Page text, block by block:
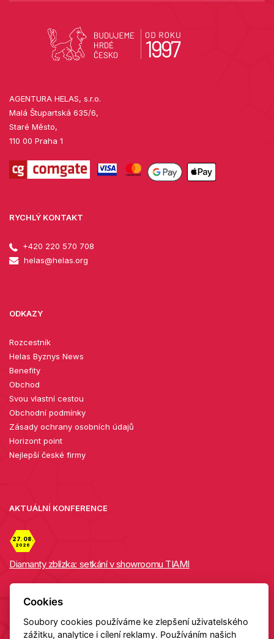
AGENTURA HELAS, s.r.o.
Malá Štupartská 635/6,
Staré Město,
110 00 Praha 1
RYCHLÝ KONTAKT
+420 220 570 708
helas@helas.org
ODKAZY
Rozcestník
Helas Byznys News
Benefity
Obchod
Svou vlastní cestou
Obchodní podmínky
Zásady ochrany osobních údajů
Horizont point
Nejlepší české firmy
AKTUÁLNÍ KONFERENCE
27. 08.
2026
Diamanty zblízka: setkání v showroomu TIAMI
Detail
Copyright 2026 HELAS
Cookies
Soubory cookies používáme ke zlepšení uživatelského
zážitku, analytice i cílení reklamy. Používáním našich